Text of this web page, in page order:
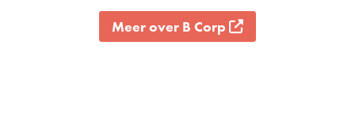
Meer over B Corp